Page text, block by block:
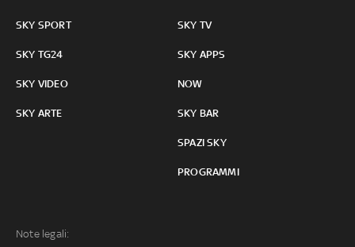
SKY SPORT
SKY TG24
SKY VIDEO
SKY ARTE
SKY TV
SKY APPS
NOW
SKY BAR
SPAZI SKY
PROGRAMMI
Note legali: